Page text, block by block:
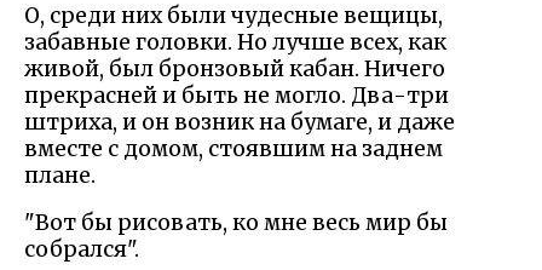
О, среди них были чудесные вещицы,
забавные головки. Но лучше всех, как
живой, был бронзовый кабан. Ничего
прекрасней и быть не могло. Два-три
штриха, и он возник на бумаге, и даже
вместе с домом, стоявшим на заднем
плане.
"Вот бы рисовать, ко мне весь мир бы
собрался".